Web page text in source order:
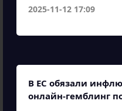
2025-11-12 17:09
В ЕС обязали
онлайн-гемблинг